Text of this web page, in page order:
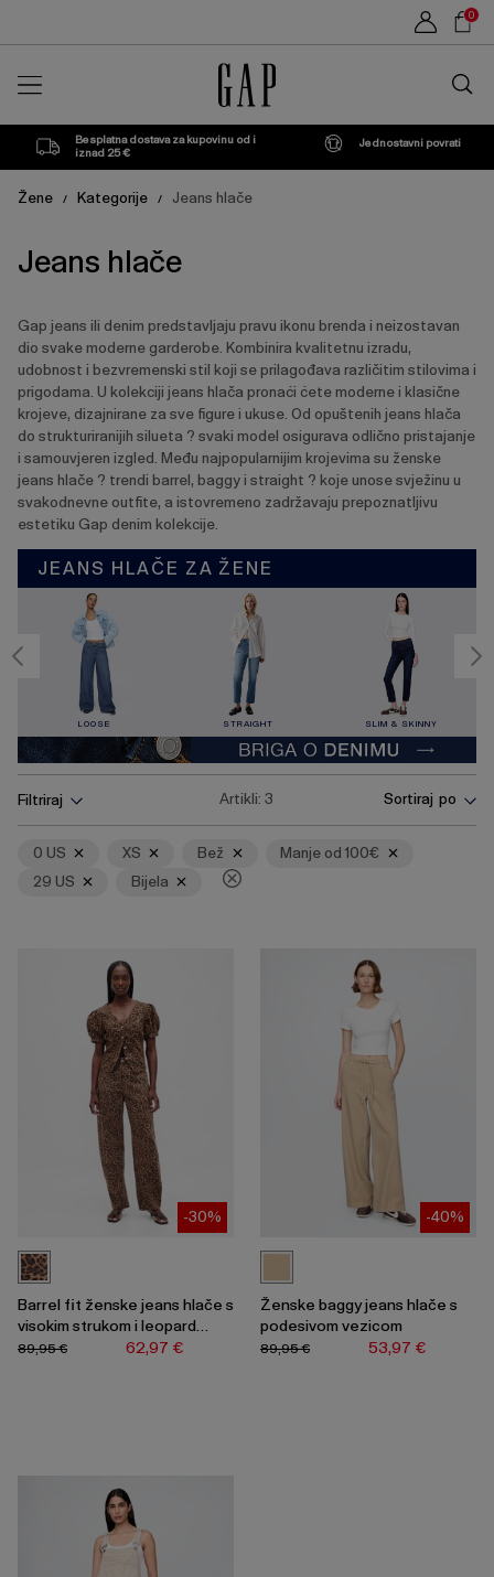
0
trgovini
Besplatna dostava za kupovinu od i
iznad 25 €
Jednostavni povrati
Žene / Kategorije / Jeans hlače
Jeans hlače
Gap jeans ili denim predstavljaju pravu ikonu brenda i neizostavan
dio svake moderne garderobe. Kombinira kvalitetnu izradu,
udobnost i bezvremenski stil koji se prilagođava različitim stilovima i
prigodama. U kolekciji jeans hlača pronaći ćete moderne i klasične
krojeve, dizajnirane za sve figure i ukuse. Od opuštenih jeans hlača
do strukturiranijih silueta ? svaki model osigurava odlično pristajanje
i samouvjeren izgled. Među najpopularnijim krojevima su ženske
jeans hlače ? trendi barrel, baggy i straight ? koje unose svježinu u
svakodnevne outfite, a istovremeno zadržavaju prepoznatljivu
estetiku Gap denim kolekcije.
JEANS HLAČE ZA ŽENE
LOOSE STRAIGHT SLIM & SKINNY
tipku
Enter
za
Filtriraj Artikli:3 Sortiraj po
0 US XS Bež Manje od 100€
29 US Bijela
-30%
Barrel fit ženske jeans hlače s
visokim strukom i leopard
uzorkom
62,97 €
89,95 €
-40%
Ženske baggy jeans hlače s
podesivom vezicom
53,97 €
89,95 €